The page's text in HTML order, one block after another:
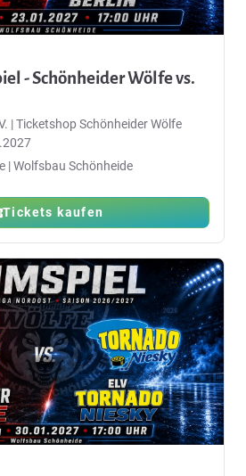
- Schönheider Wölfe vs.
|Ticketshop Schönheider Wölfe
| Wolfsbau Schönheide
Tickets kaufen